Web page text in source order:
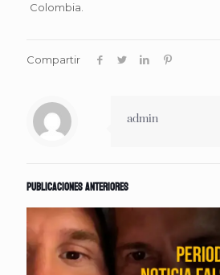
Colombia.
Compartir
admin
Publicaciones anteriores